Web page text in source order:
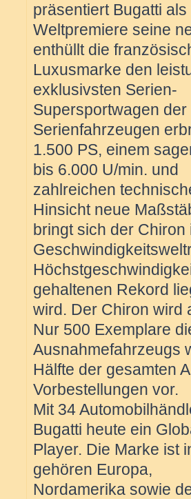
präsentiert Bugatti als
Weltpremiere seine
enthüllt die
Luxusmarke den
exklusivsten Serien-
Supersportwagen
Serienfahrzeugen
1.500 PS, einem
bis 6.000 U/min. und
zahlreichen
Hinsicht neue
bringt sich der
gehaltenen Rekord
wird. Der Chiron wird
Nur 500 Exemplare
Ausnahmefahrzeugs
Hälfte der gesamten
Vorbestellungen vor.
Mit 34
Bugatti heute ein
Player. Die Marke ist
gehören Europa,
Nordamerika sowie